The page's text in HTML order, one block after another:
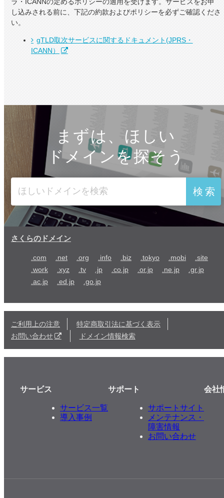
し込みされる前に、下記の約款およびポリシーを必ずご確認くださ
い。
gTLD取次サービスに関するドキュメント(JPRS・
ICANN）
まずは、ほしい
ドメインを探そう
検索
さくらのドメイン
.com .net .org .info .biz .tokyo .mobi
.site
.work
.xyz .tv .jp .co.jp .or.jp .ne.jp
.gr.jp
.ac.jp
.ed.jp .go.jp
ご利用上の注意
特定商取引法に基づく表示
お問い合わせ
ドメイン情報検索
サービス
サービス一覧
導入事例
サポート
サポートサイト
メンテナンス・
障害情報
お問い合わせ
会社